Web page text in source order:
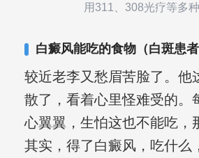
用311、308光疗等多
其对女性银屑病、顽固
验。
白癜风能吃的食物（白斑患者
较近老李又愁眉苦脸了。他
散了，看着心里怪难受的。
心翼翼，生怕这也不能吃，
其实，得了白癜风，吃什么